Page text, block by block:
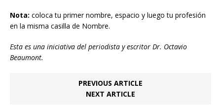
Nota: coloca tu primer nombre, espacio y luego tu profesión
en la misma casilla de Nombre.
Esta es una iniciativa del periodista y escritor Dr. Octavio
Beaumont.
PREVIOUS ARTICLE
NEXT ARTICLE